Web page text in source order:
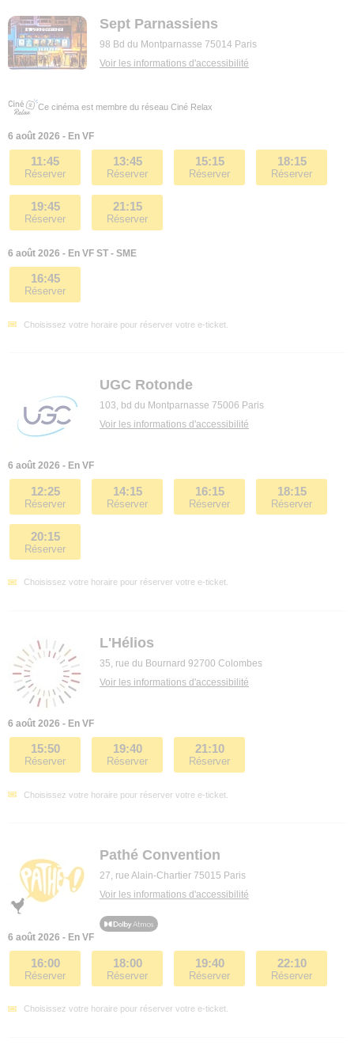
Sept Parnassiens
98 Bd du Montparnasse 75014 Paris
Voir les informations d'accessibilité
Ce cinéma est membre du réseau Ciné Relax
6 août 2026 - En VF
11:45
Réserver
13:45
Réserver
15:15
Réserver
18:15
Réserver
19:45
Réserver
21:15
Réserver
6 août 2026 - En VF ST - SME
16:45
Réserver
Choisissez votre horaire pour réserver votre e-ticket.
UGC Rotonde
103, bd du Montparnasse 75006 Paris
Voir les informations d'accessibilité
6 août 2026 - En VF
12:25
Réserver
14:15
Réserver
16:15
Réserver
18:15
Réserver
20:15
Réserver
Choisissez votre horaire pour réserver votre e-ticket.
L'Hélios
35, rue du Bournard 92700 Colombes
Voir les informations d'accessibilité
6 août 2026 - En VF
15:50
Réserver
19:40
Réserver
21:10
Réserver
Choisissez votre horaire pour réserver votre e-ticket.
Pathé Convention
27, rue Alain-Chartier 75015 Paris
Voir les informations d'accessibilité
6 août 2026 - En VF
16:00
Réserver
18:00
Réserver
19:40
Réserver
22:10
Réserver
Choisissez votre horaire pour réserver votre e-ticket.